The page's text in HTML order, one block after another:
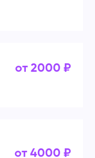
от 2000 ₽
от 4000 ₽